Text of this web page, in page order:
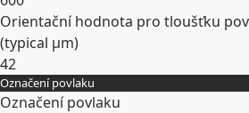
Orientační hodnota pro tloušťku
(typical µm)
42
Rozbalit
Označení povlaku
Označení povlaku